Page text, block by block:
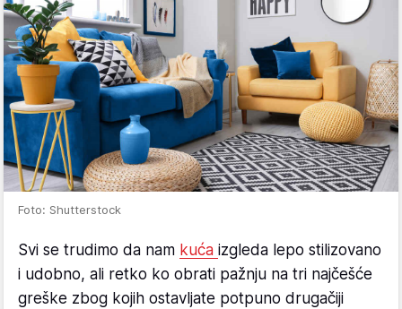
Foto: Shutterstock
Svi se trudimo da nam kuća izgleda lepo stilizovano
i udobno, ali retko ko obrati pažnju na tri najčešće
greške zbog kojih ostavljate potpuno drugačiji